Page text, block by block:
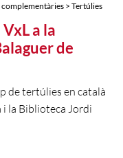
> Tertúlies
a la
de
de tertúlies en català
i la Biblioteca Jordi